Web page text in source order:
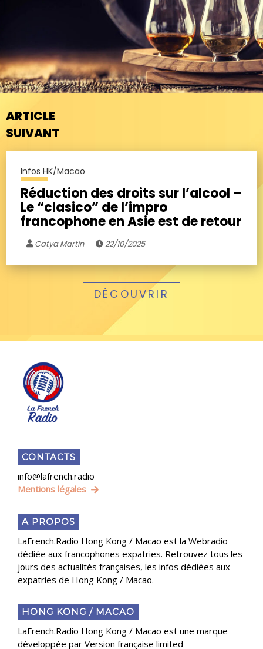
ARTICLE
SUIVANT
Infos HK/Macao
Réduction des droits sur l’alcool –
Le “clasico” de l’impro
francophone en Asie est de retour
Catya Martin 22/10/2025
DÉCOUVRIR
CONTACTS
info@lafrench.radio
Mentions légales
A PROPOS
LaFrench.Radio Hong Kong / Macao est la Webradio
dédiée aux francophones expatries. Retrouvez tous les
jours des actualités françaises, les infos dédiées aux
expatries de Hong Kong / Macao.
HONG KONG / MACAO
LaFrench.Radio Hong Kong / Macao est une marque
développée par Version française limited